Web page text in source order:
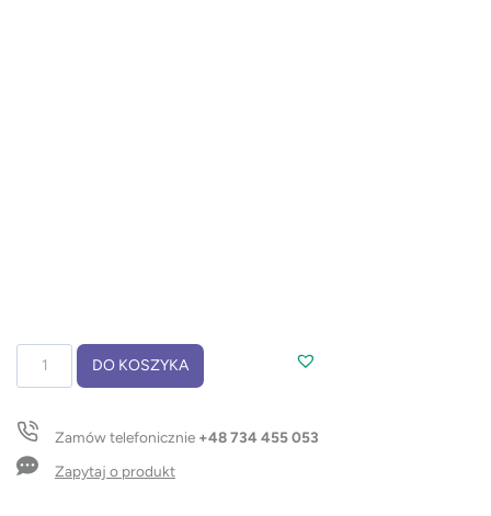
TIKO
DO KOSZYKA
Zamów telefonicznie +48 734 455 053
Zapytaj o produkt